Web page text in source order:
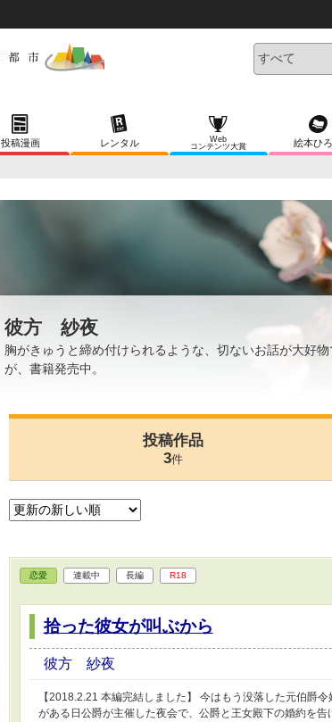
投稿漫画 レンタル
Web
コンテンツ大賞
絵本ひ
彼方 紗夜
胸がきゅうと締め付けられるような、切ないお話が大好
が、書籍発売中。
投稿作品
3件
恋愛 連載中 長編 R18
拾った彼女が叫ぶから
彼方 紗夜
【2018.2.21 本編完結しました】 今はもう没落した元伯爵
がある日公爵が主催した夜会で、公爵と王女殿下の婚約を